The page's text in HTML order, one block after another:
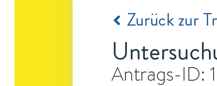
Zurück zur
Antrags-ID: